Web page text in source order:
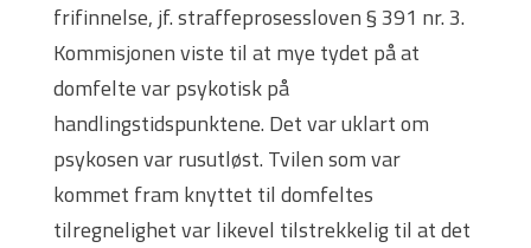
frifinnelse, jf. straffeprosessloven § 391 nr. 3.
Kommisjonen viste til at mye tydet på at
domfelte var psykotisk på
handlingstidspunktene. Det var uklart om
psykosen var rusutløst. Tvilen som var
kommet fram knyttet til domfeltes
tilregnelighet var likevel tilstrekkelig til at det